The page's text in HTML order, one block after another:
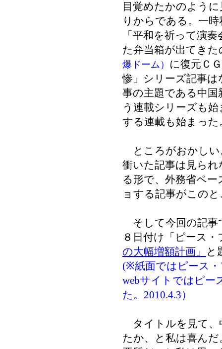
目覚めたかのよう
りからである。一
「平和を祈って演
た弁当箱が出てき
爆ドーム） に復元Ｃ
惨」シリーズ記事
事の主題である中
う連載シリーズも
する連載も始まった
ところがおかしい
衝いた記事は見ら
る形で、外務省ペ
ョする記事がこの
そして今回の記事
８日付け「ピース
の大幅増額計画」
と
(※紙面ではピース
webサイトではピー
た。2010.4.3）
タイトルを見て、
たか、と私は喜ん